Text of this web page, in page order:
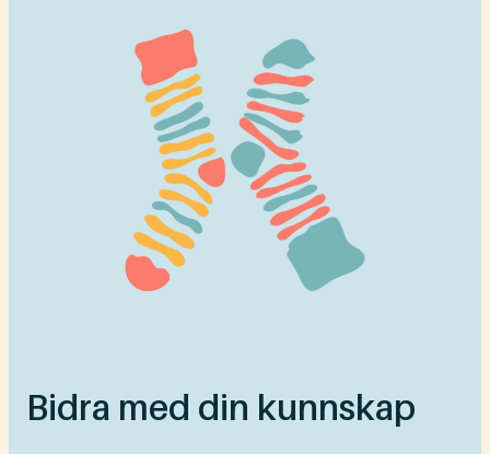
Bidra med din kunnskap